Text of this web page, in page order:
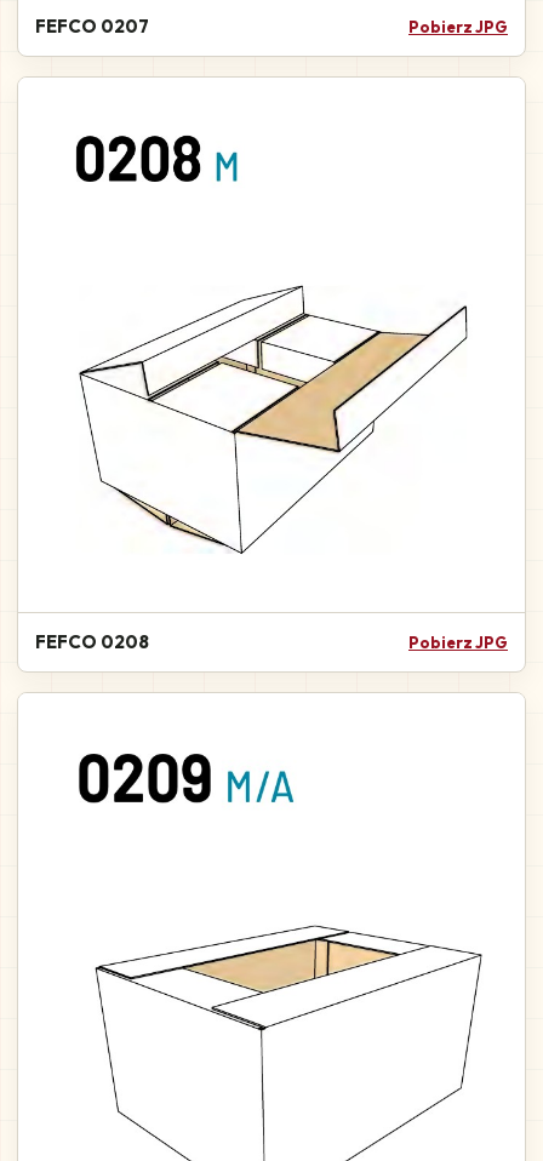
FEFCO 0207 Pobierz JPG
FEFCO 0208 Pobierz JPG